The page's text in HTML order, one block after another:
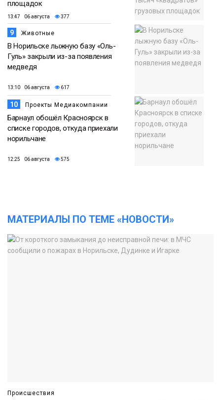
площадок
13:47 06 августа 377
9 Животные
В Норильске лыжную базу «Оль-
Гуль» закрыли из-за появления
медведя
13:10 06 августа 617
10 Проекты Медиакомпании
Барнаул обошёл Красноярск в
списке городов, откуда приехали
норильчане
12:25 06 августа 575
МАТЕРИАЛЫ ПО ТЕМЕ «НОВОСТИ»
Происшествия